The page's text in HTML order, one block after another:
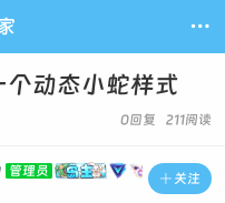

个动态小蛇样式
0回复 211阅读
 关注
管理员